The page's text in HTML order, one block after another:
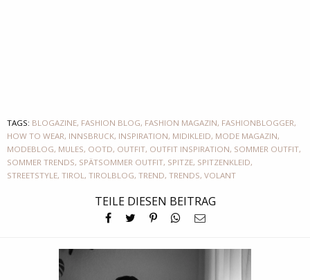
TAGS: BLOGAZINE, FASHION BLOG, FASHION MAGAZIN, FASHIONBLOGGER,
HOW TO WEAR, INNSBRUCK, INSPIRATION, MIDIKLEID, MODE MAGAZIN,
MODEBLOG, MULES, OOTD, OUTFIT, OUTFIT INSPIRATION, SOMMER OUTFIT,
SOMMER TRENDS, SPÄTSOMMER OUTFIT, SPITZE, SPITZENKLEID,
STREETSTYLE, TIROL , TIROLBLOG, TREND, TRENDS, VOLANT
TEILE DIESEN BEITRAG